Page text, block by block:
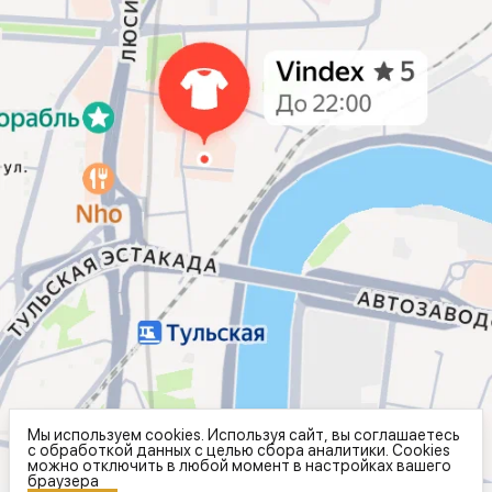
Мы используем cookies. Используя сайт, вы соглашаетесь
с обработкой данных с целью сбора аналитики. Cookies
можно отключить в любой момент в настройках вашего
браузера